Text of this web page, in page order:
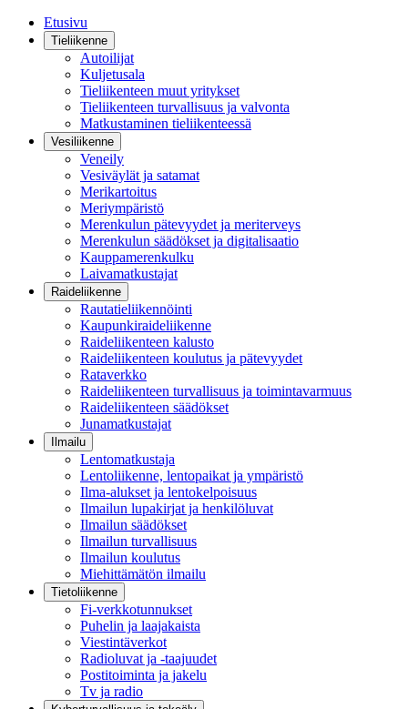
Etusivu
Tieliikenne
Autoilijat
Kuljetusala
Tieliikenteen muut yritykset
Tieliikenteen turvallisuus ja valvonta
Matkustaminen tieliikenteessä
Vesiliikenne
Veneily
Vesiväylät ja satamat
Merikartoitus
Meriympäristö
Merenkulun pätevyydet ja meriterveys
Merenkulun säädökset ja digitalisaatio
Kauppamerenkulku
Laivamatkustajat
Raideliikenne
Rautatieliikennöinti
Kaupunkiraideliikenne
Raideliikenteen kalusto
Raideliikenteen koulutus ja pätevyydet
Rataverkko
Raideliikenteen turvallisuus ja toimintavarmuus
Raideliikenteen säädökset
Junamatkustajat
Ilmailu
Lentomatkustaja
Lentoliikenne, lentopaikat ja ympäristö
Ilma-alukset ja lentokelpoisuus
Ilmailun lupakirjat ja henkilöluvat
Ilmailun säädökset
Ilmailun turvallisuus
Ilmailun koulutus
Miehittämätön ilmailu
Tietoliikenne
Fi-verkkotunnukset
Puhelin ja laajakaista
Viestintäverkot
Radioluvat ja -taajuudet
Postitoiminta ja jakelu
Tv ja radio